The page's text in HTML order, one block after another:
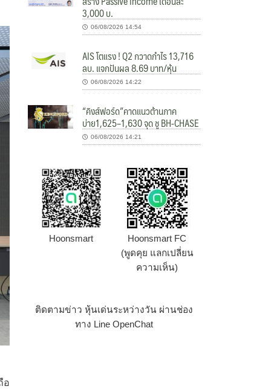
อ
3,000 บ.
06/08/2026 14:54
AIS โตแรง ! Q2 กวาดกำไร 13,716
ลบ. แจกปันผล 8.69 บาท/หุ้น
06/08/2026 14:22
“คิงส์ฟอร์ด”คาดแนวต้านภาค
บ่าย1,625–1,630 จุด ชู BH-CHASE
06/08/2026 14:21
Hoonsmart
Hoonsmart FC
(พูดคุย แลกเปลี่ยน
ความเห็น)
ติดตามข่าว หุ้นเด่นระหว่างวัน ผ่านช่อง
ทาง Line OpenChat